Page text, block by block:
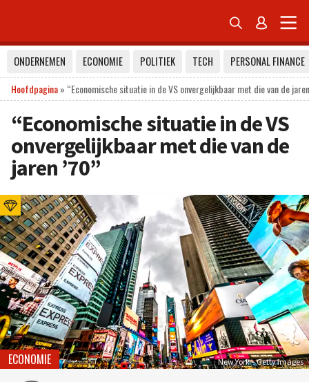
 
ONDERNEMEN ECONOMIE POLITIEK TECH
PERSONAL FINANCE
Hoofdpagina» “Economische situatie in de VS onvergelijkbaar met die van de
“Economische situatie in de VS
onvergelijkbaar met die van de
jaren ’70”
New York – Getty Images
ECONOMIE